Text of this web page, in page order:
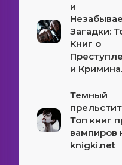
и
Загадки:
Книг о
и
Темный
Топ книг
вампиров
knigki.net